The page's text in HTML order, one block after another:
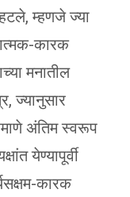
म्हणजे ज्या
कारक
मनातील
ज्यानुसार
अंतिम स्वरूप
येण्यापूर्वी
कारक